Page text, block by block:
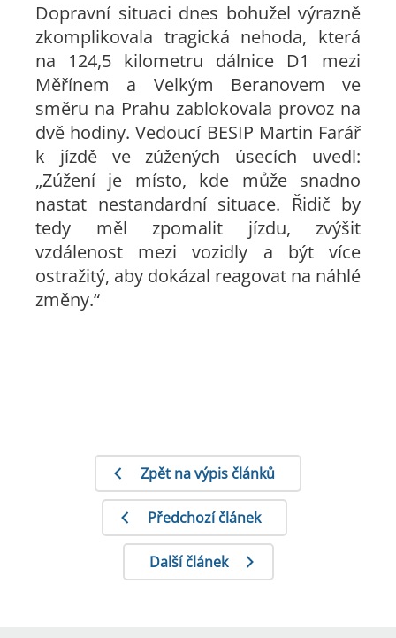
Dopravní situaci dnes bohužel výrazně
zkomplikovala tragická nehoda, která
na 124,5 kilometru dálnice D1 mezi
Měřínem a Velkým Beranovem ve
směru na Prahu zablokovala provoz na
dvě hodiny. Vedoucí BESIP Martin Farář
k jízdě ve zúžených úsecích uvedl:
„Zúžení je místo, kde může snadno
nastat nestandardní situace. Řidič by
tedy měl zpomalit jízdu, zvýšit
vzdálenost mezi vozidly a být více
ostražitý, aby dokázal reagovat na náhlé
změny.“
Zpět na výpis článků
Předchozí článek
Další článek